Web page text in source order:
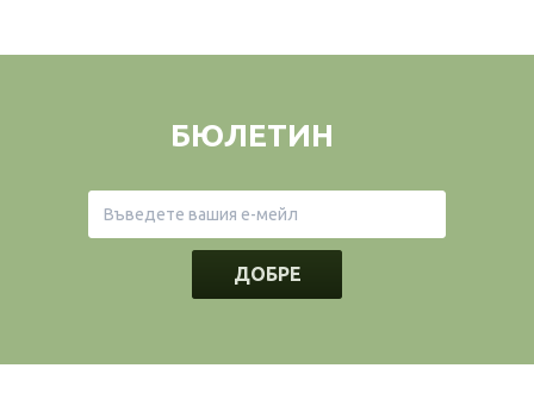
БЮЛЕТИН
ДОБРЕ